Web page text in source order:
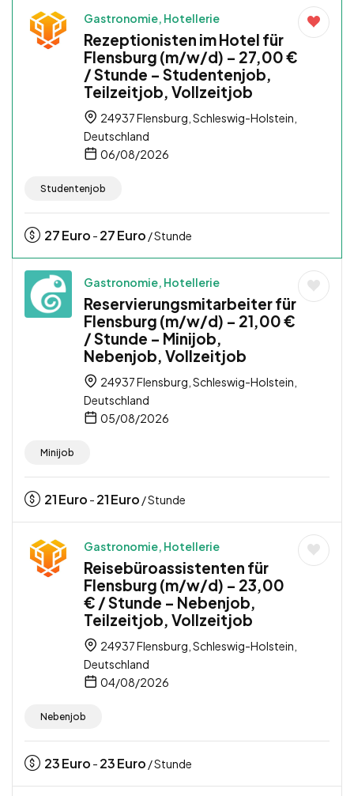
Gastronomie, Hotellerie
Rezeptionisten im Hotel für
Flensburg (m/w/d) – 27,00 €
/ Stunde – Studentenjob,
Teilzeitjob, Vollzeitjob
24937 Flensburg, Schleswig-Holstein,
Deutschland
06/08/2026
Studentenjob
27Euro - 27Euro / Stunde
Gastronomie, Hotellerie
Reservierungsmitarbeiter für
Flensburg (m/w/d) – 21,00 €
/ Stunde – Minijob,
Nebenjob, Vollzeitjob
24937 Flensburg, Schleswig-Holstein,
Deutschland
05/08/2026
Minijob
21Euro - 21Euro / Stunde
Gastronomie, Hotellerie
Reisebüroassistenten für
Flensburg (m/w/d) – 23,00
€ / Stunde – Nebenjob,
Teilzeitjob, Vollzeitjob
24937 Flensburg, Schleswig-Holstein,
Deutschland
04/08/2026
Nebenjob
23Euro - 23Euro / Stunde